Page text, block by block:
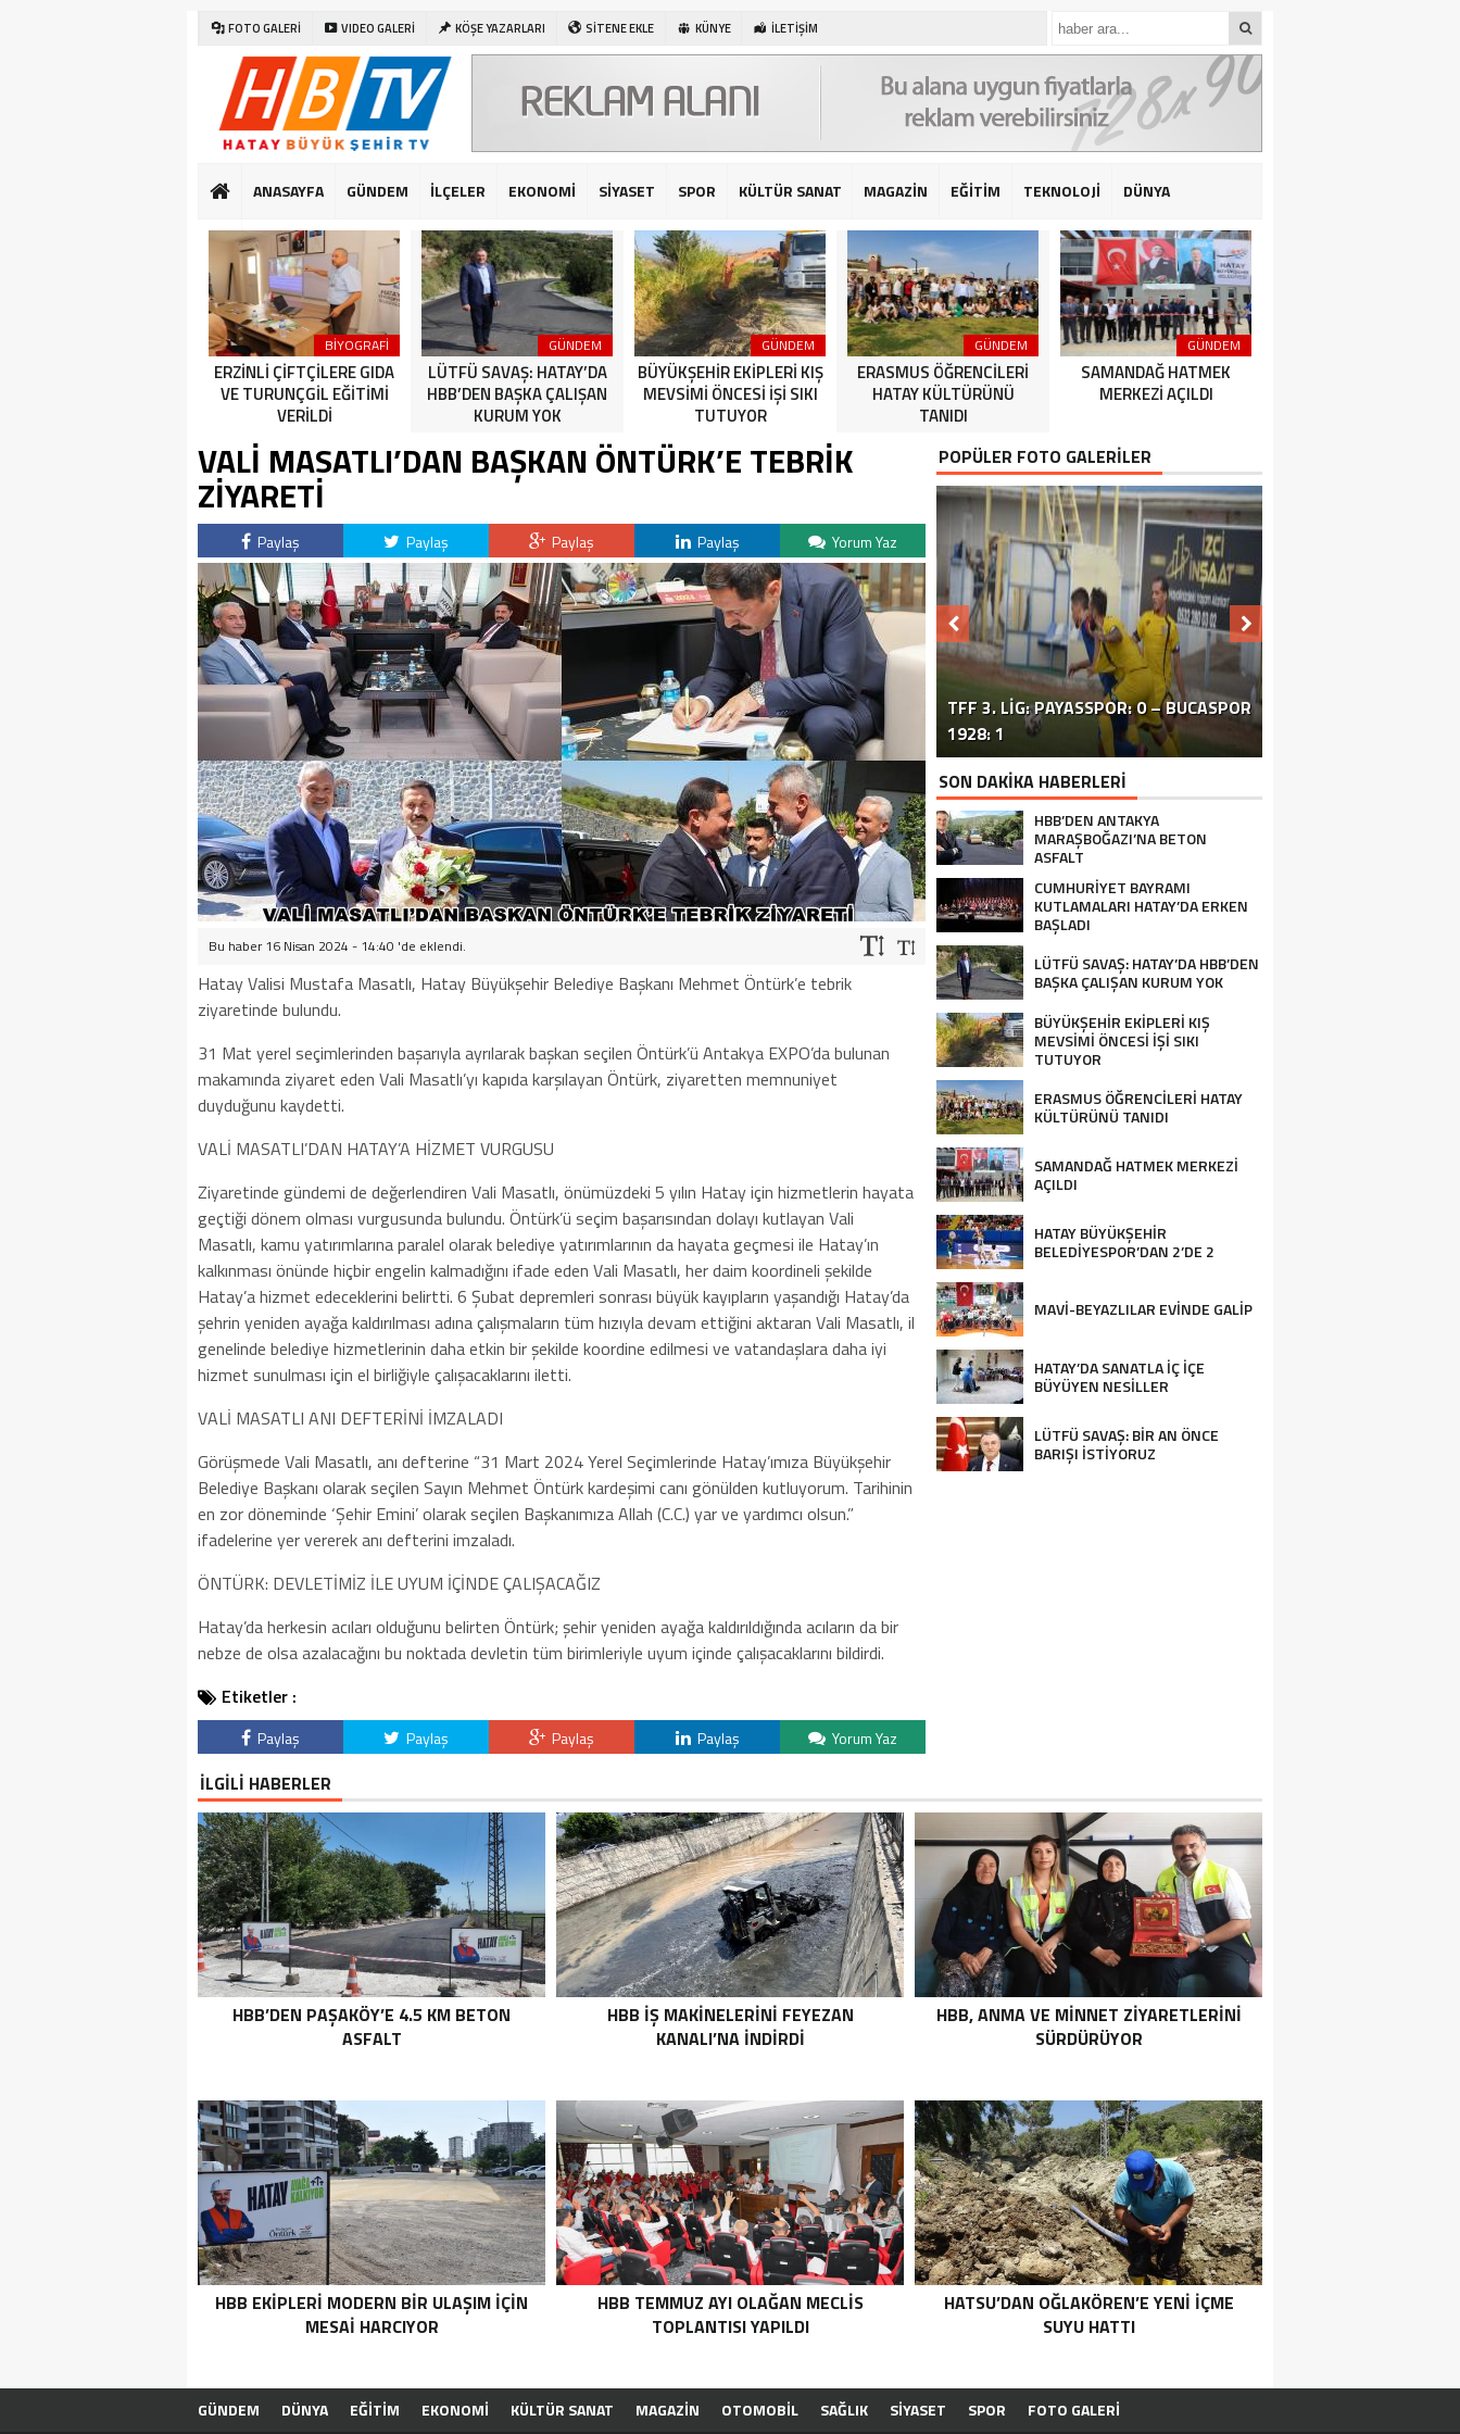
FOTO GALERİ VIDEO GALERİ KÖŞE YAZARLARI SİTENE EKLE KÜNYE İLETİŞİM
ANASAYFA GÜNDEM İLÇELER EKONOMİ SİYASET SPOR KÜLTÜR SANAT MAGAZİN EĞİTİM TEKNOLOJİ DÜNYA
SAĞLIK
BİYOGRAFİ
ERZİNLİ ÇİFTÇİLERE GIDA
VE TURUNÇGİL EĞİTİMİ
VERİLDİ
GÜNDEM
LÜTFÜ SAVAŞ: HATAY’DA
HBB’DEN BAŞKA ÇALIŞAN
KURUM YOK
GÜNDEM
BÜYÜKŞEHİR EKİPLERİ KIŞ
MEVSİMİ ÖNCESİ İŞİ SIKI
TUTUYOR
GÜNDEM
ERASMUS ÖĞRENCİLERİ
HATAY KÜLTÜRÜNÜ
TANIDI
GÜNDEM
SAMANDAĞ HATMEK
MERKEZİ AÇILDI
VALİ MASATLI’DAN BAŞKAN ÖNTÜRK’E TEBRİK
ZİYARETİ
Paylaş Paylaş Paylaş Paylaş Yorum Yaz
Bu haber 16 Nisan 2024 - 14:40 'de eklendi.
Hatay Valisi Mustafa Masatlı, Hatay Büyükşehir Belediye Başkanı Mehmet Öntürk’e tebrik
ziyaretinde bulundu.
31 Mat yerel seçimlerinden başarıyla ayrılarak başkan seçilen Öntürk’ü Antakya EXPO’da bulunan
makamında ziyaret eden Vali Masatlı’yı kapıda karşılayan Öntürk, ziyaretten memnuniyet
duyduğunu kaydetti.
VALİ MASATLI’DAN HATAY’A HİZMET VURGUSU
Ziyaretinde gündemi de değerlendiren Vali Masatlı, önümüzdeki 5 yılın Hatay için hizmetlerin hayata
geçtiği dönem olması vurgusunda bulundu. Öntürk’ü seçim başarısından dolayı kutlayan Vali
Masatlı, kamu yatırımlarına paralel olarak belediye yatırımlarının da hayata geçmesi ile Hatay’ın
kalkınması önünde hiçbir engelin kalmadığını ifade eden Vali Masatlı, her daim koordineli şekilde
Hatay’a hizmet edeceklerini belirtti. 6 Şubat depremleri sonrası büyük kayıpların yaşandığı Hatay’da
şehrin yeniden ayağa kaldırılması adına çalışmaların tüm hızıyla devam ettiğini aktaran Vali Masatlı, il
genelinde belediye hizmetlerinin daha etkin bir şekilde koordine edilmesi ve vatandaşlara daha iyi
hizmet sunulması için el birliğiyle çalışacaklarını iletti.
VALİ MASATLI ANI DEFTERİNİ İMZALADI
Görüşmede Vali Masatlı, anı defterine “31 Mart 2024 Yerel Seçimlerinde Hatay’ımıza Büyükşehir
Belediye Başkanı olarak seçilen Sayın Mehmet Öntürk kardeşimi canı gönülden kutluyorum. Tarihinin
en zor döneminde ‘Şehir Emini’ olarak seçilen Başkanımıza Allah (C.C.) yar ve yardımcı olsun.”
ifadelerine yer vererek anı defterini imzaladı.
ÖNTÜRK: DEVLETİMİZ İLE UYUM İÇİNDE ÇALIŞACAĞIZ
Hatay’da herkesin acıları olduğunu belirten Öntürk; şehir yeniden ayağa kaldırıldığında acıların da bir
nebze de olsa azalacağını bu noktada devletin tüm birimleriyle uyum içinde çalışacaklarını bildirdi.
Etiketler :
Paylaş Paylaş Paylaş Paylaş Yorum Yaz
POPÜLER FOTO GALERİLER
ERZİNLİ ÇİFTÇİLERE GIDA VE
TURUNÇGİL EĞİTİMİ VERİLDİ
HATAY’DAKI ÇATIŞMA VE PATLAMA:
BÖLGEDE OPERASYON SÜRÜYOR
TFF 3. LIG: PAYASSPOR: 0 – BUCASPOR
1928: 1
SİVİL TOPLUM ÖRGÜTLERİ ORTAK
BASIN TOPLANTISI FOTOĞRAF
SON DAKİKA HABERLERİ
HBB’DEN ANTAKYA
MARAŞBOĞAZI’NA BETON
ASFALT
CUMHURİYET BAYRAMI
KUTLAMALARI HATAY’DA ERKEN
BAŞLADI
LÜTFÜ SAVAŞ: HATAY’DA HBB’DEN
BAŞKA ÇALIŞAN KURUM YOK
BÜYÜKŞEHİR EKİPLERİ KIŞ
MEVSİMİ ÖNCESİ İŞİ SIKI
TUTUYOR
ERASMUS ÖĞRENCİLERİ HATAY
KÜLTÜRÜNÜ TANIDI
SAMANDAĞ HATMEK MERKEZİ
AÇILDI
HATAY BÜYÜKŞEHİR
BELEDİYESPOR’DAN 2’DE 2
MAVİ-BEYAZLILAR EVİNDE GALİP
HATAY’DA SANATLA İÇ İÇE
BÜYÜYEN NESİLLER
LÜTFÜ SAVAŞ: BİR AN ÖNCE
BARIŞI İSTİYORUZ
İLGİLİ HABERLER
HBB’DEN PAŞAKÖY’E 4.5 KM BETON
ASFALT
HBB İŞ MAKİNELERİNİ FEYEZAN
KANALI’NA İNDİRDİ
HBB, ANMA VE MİNNET ZİYARETLERİNİ
SÜRDÜRÜYOR
HBB EKİPLERİ MODERN BİR ULAŞIM İÇİN
MESAİ HARCIYOR
HBB TEMMUZ AYI OLAĞAN MECLİS
TOPLANTISI YAPILDI
HATSU’DAN OĞLAKÖREN’E YENİ İÇME
SUYU HATTI
GÜNDEM DÜNYA EĞİTİM EKONOMİ KÜLTÜR SANAT MAGAZİN OTOMOBİL SAĞLIK SİYASET SPOR FOTO GALERİ